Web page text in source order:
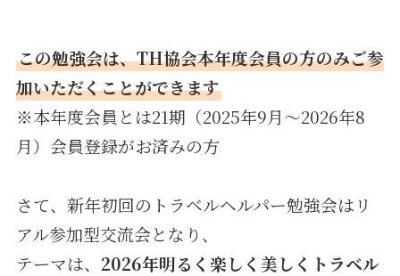
この勉強会は、TH協会本年度会員の方のみご参
加いただくことができます
※本年度会員とは21期（2025年9月〜2026年8
月）会員登録がお済みの方
さて、新年初回のトラベルヘルパー勉強会はリ
アル参加型交流会となり、
テーマは、 2026年明るく楽しく美しくトラベル